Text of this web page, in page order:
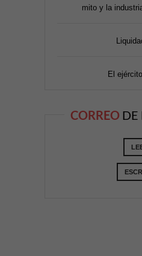
mito y la
El
CORREO DE